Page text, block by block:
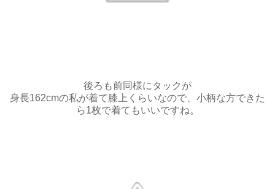
後ろも前同様にタックが
身長162cmの私が着て膝上くらいなので、小柄な方できた
ら1枚で着てもいいですね。